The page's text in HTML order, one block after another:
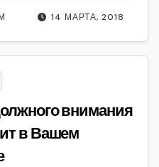
14 МАРТА, 2018
внимания
в Вашем